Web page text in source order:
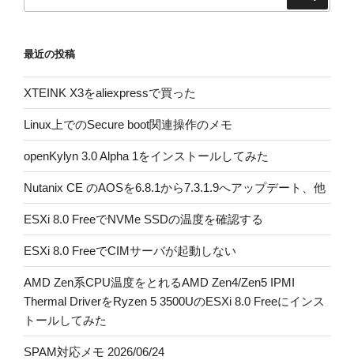
最近の投稿
XTEINK X3をaliexpressで買った
Linux上でのSecure boot関連操作のメモ
openKylyn 3.0 Alpha 1をインストールしてみた
Nutanix CE のAOSを6.8.1から7.3.1.9へアップデート、他
ESXi 8.0 FreeでNVMe SSDの温度を確認する
ESXi 8.0 FreeでCIMサーバが起動しない
AMD Zen系CPU温度をとれるAMD Zen4/Zen5 IPMI
Thermal DriverをRyzen 5 3500UのESXi 8.0 Freeにインス
トールしてみた
SPAM対応メモ 2026/06/24